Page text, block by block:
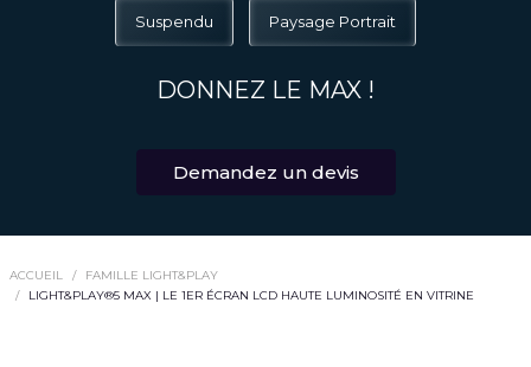
Suspendu Paysage Portrait
DONNEZ LE MAX !
Demandez un devis
ACCUEIL
FAMILLE LIGHT&PLAY
LIGHT&PLAY®5 MAX | LE 1ER ÉCRAN LCD HAUTE LUMINOSITÉ EN VITRINE